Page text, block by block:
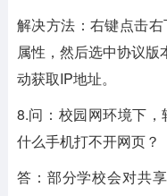
解决方法：右键点击
属性，然后选中协议版
动获取IP地址。
8.问：校园网环境下
什么手机打不开网页？
答：部分学校会对共